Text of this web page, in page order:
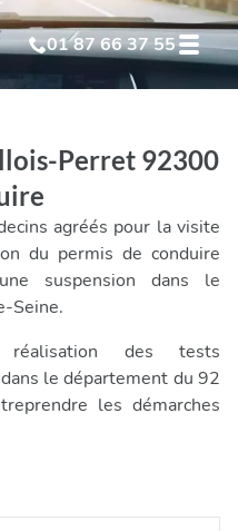
01 87 66 37 55
à annulation
à invalidation
Perret 92300
agréés pour la visite
du permis de conduire
suspension dans le
Seine.
des tests
le département du 92
les démarches